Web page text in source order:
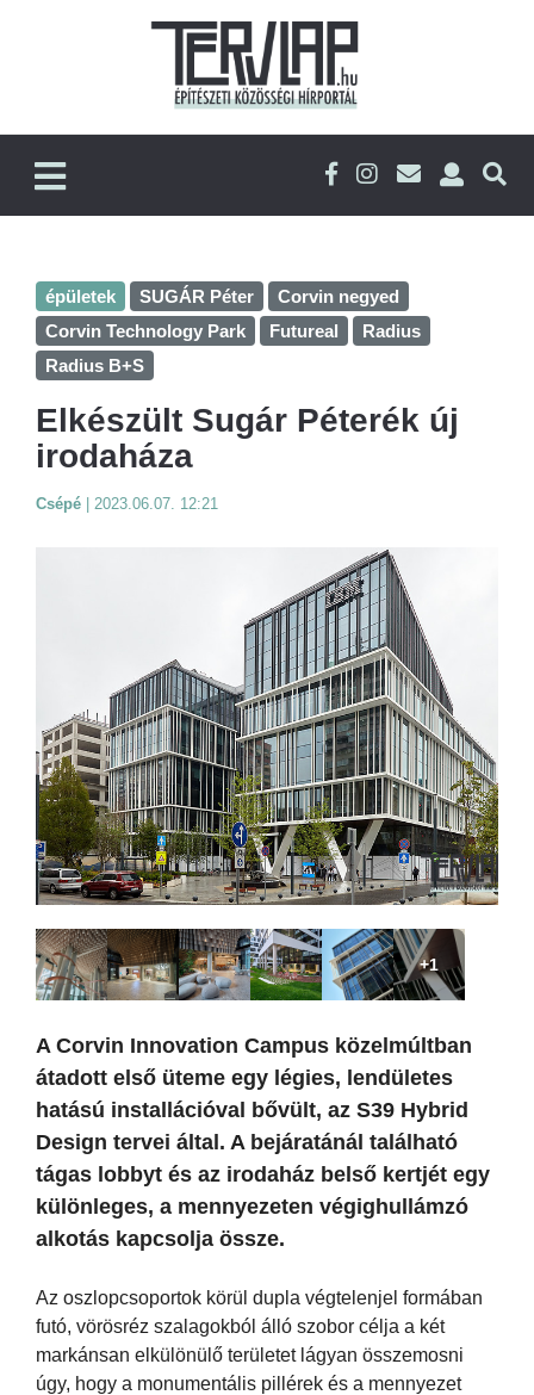
épületek SUGÁR Péter
Corvin negyed
Corvin Technology Park
Futureal
Radius
Radius B+S
Elkészült Sugár Péterék új
irodaháza
Csépé 2023.06.07. 12:21
+1
A Corvin Innovation Campus közelmúltban
átadott első üteme egy légies, lendületes
hatású installációval bővült, az S39 Hybrid
Design tervei által. A bejáratánál található
tágas lobbyt és az irodaház belső kertjét egy
különleges, a mennyezeten végighullámzó
alkotás kapcsolja össze.
Az oszlopcsoportok körül dupla végtelenjel formában
futó, vörösréz szalagokból álló szobor célja a két
markánsan elkülönülő területet lágyan összemosni
úgy, hogy a monumentális pillérek és a mennyezet